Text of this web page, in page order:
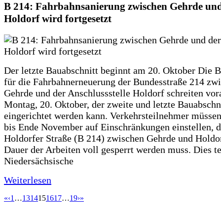
B 214: Fahrbahnsanierung zwischen Gehrde
Holdorf wird fortgesetzt
Der letzte Bauabschnitt beginnt am 20. Oktober Die
für die Fahrbahnerneuerung der Bundesstraße 214
Gehrde und der Anschlussstelle Holdorf schreiten
Montag, 20. Oktober, der zweite und letzte
eingerichtet werden kann. Verkehrsteilnehmer
bis Ende November auf Einschränkungen einstellen,
Holdorfer Straße (B 214) zwischen Gehrde und
Dauer der Arbeiten voll gesperrt werden muss. Dies
Niedersächsische
Weiterlesen
«‹1 …1314151617…19›»